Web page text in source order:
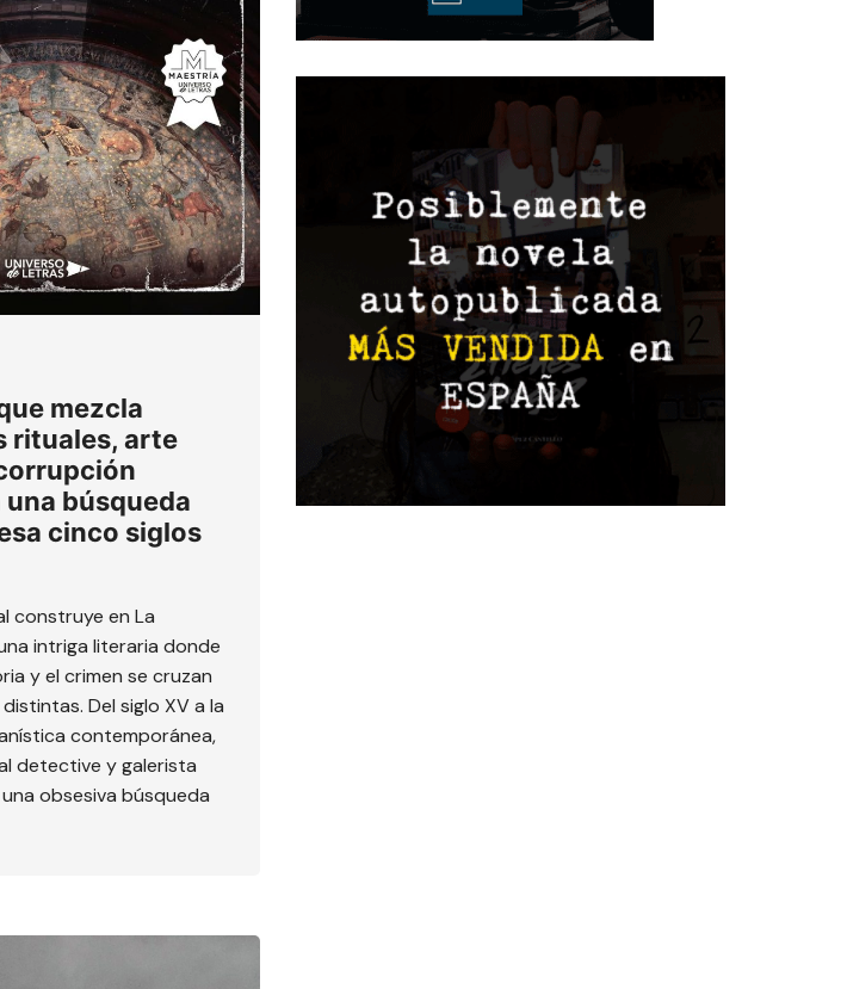
mezcla
rituales, arte
búsqueda
cinco siglos
construye en La
intriga literaria donde
y el crimen se cruzan
Del siglo XV a la
contemporánea,
detective y galerista
una obsesiva búsqueda